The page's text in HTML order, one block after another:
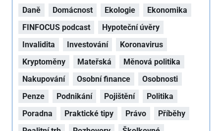
Daně
Domácnost Ekologie
Ekonomika
FINFOCUS podcast
Hypoteční úvěry
Invalidita
Investování
Koronavirus
Kryptoměny
Mateřská
Měnová politika
Nakupování
Osobní finance
Osobnosti
Penze
Podnikání Pojištění
Politika
Poradna
Praktické tipy Právo
Příběhy